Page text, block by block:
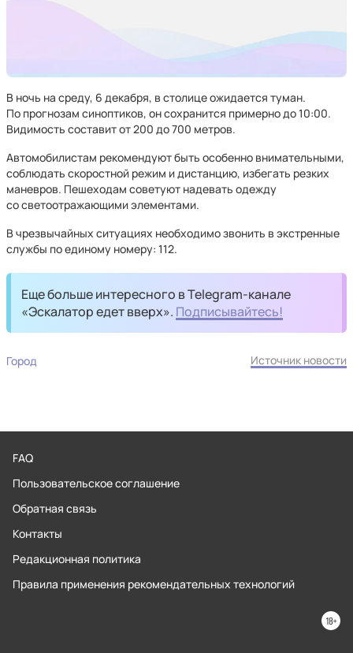
В ночь на среду, 6 декабря, в столице ожидается туман.
По прогнозам синоптиков, он сохранится примерно до 10:00.
Видимость составит от 200 до 700 метров.
Автомобилистам рекомендуют быть особенно внимательными,
соблюдать скоростной режим и дистанцию, избегать резких
маневров. Пешеходам советуют надевать одежду
со светоотражающими элементами.
В чрезвычайных ситуациях необходимо звонить в экстренные
службы по единому номеру: 112.
Еще больше интересного в Telegram-канале
«Эскалатор едет вверх». Подписывайтесь!
Город Источник новости
FAQ
Пользовательское соглашение
Обратная связь
Контакты
Редакционная политика
Правила применения рекомендательных технологий